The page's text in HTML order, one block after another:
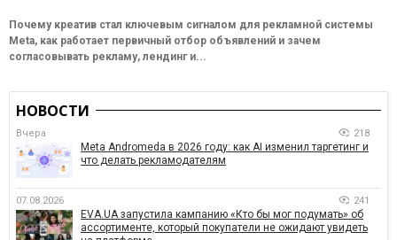
Почему креатив стал ключевым сигналом для рекламной системы
Meta, как работает первичный отбор объявлений и зачем
согласовывать рекламу, лендинг и...
НОВОСТИ
Вчера 218
Meta Andromeda в 2026 году: как AI изменил таргетинг и
что делать рекламодателям
07.08.2026 241
EVA.UA запустила кампанию «Кто бы мог подумать» об
ассортименте, который покупатели не ожидают увидеть